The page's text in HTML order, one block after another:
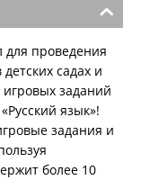
проведения
садах и
заданий
язык»!
задания и
более 10